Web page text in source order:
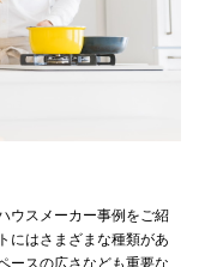
ウスメーカー事例をご紹
にはさまざまな種類があ
ースの広さなども重要な